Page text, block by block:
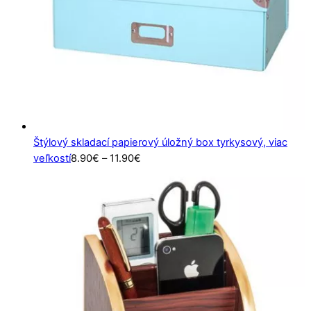
Štýlový skladací papierový úložný box tyrkysový, viac
veľkostí8.90€ – 11.90€
8.90€
through
11.90€